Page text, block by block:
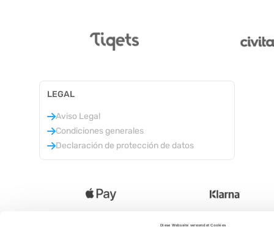
Diese Webseite verwendet Cookies
LEGAL
Aviso Legal
Condiciones generales
Declaración de protección de datos